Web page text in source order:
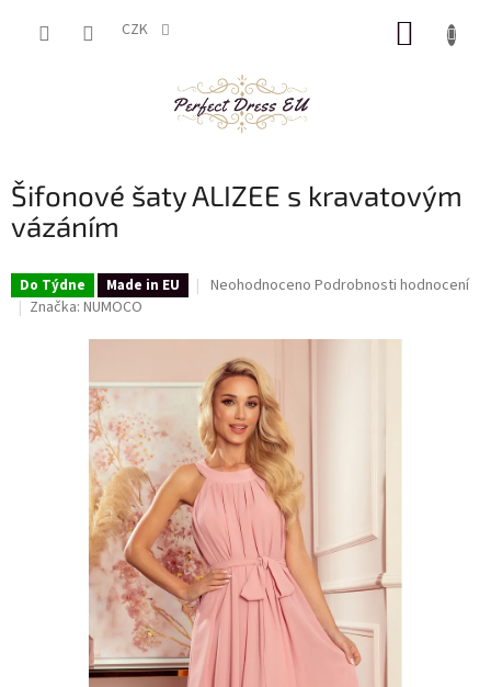
CZK
Šifonové šaty ALIZEE s kravatovým
vázáním
Do Týdne Made in EU
Průměrné
je
0,0
z
5
hvězdiček.
Neohodnoceno Podrobnosti hodnocení
Značka: NUMOCO